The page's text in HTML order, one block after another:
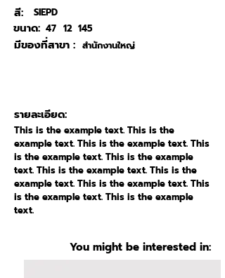
สี:
SIEPD
47
ขนาด: 12 145
สำนักงานใหญ่
มีของที่สาขา :
รายละเอียด:
This is the example text. This is the
example text. This is the example text. This
is the example text. This is the example
text. This is the example text. This is the
example text. This is the example text. This
is the example text. This is the example
text.
You might be interested in: